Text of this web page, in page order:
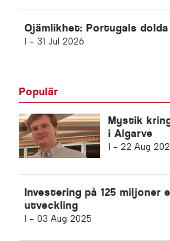
Ojämlikhet: Portugals
I - 31 Jul 2026
Populär
Mystik
i Algarve
I - 22 Aug
Investering på 125 miljoner
utveckling
I - 03 Aug 2025